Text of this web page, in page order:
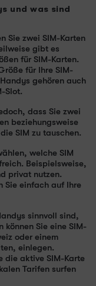
und was sind
Sie zwei SIM-Karten
gibt es
für SIM-Karten.
für Ihre SIM-
gehören auch
Slot.
dass Sie zwei
beziehungsweise
SIM zu tauschen.
welche SIM
Beispielsweise,
privat nutzen.
Sie einfach auf Ihre
sinnvoll sind,
können Sie eine SIM-
oder einem
einlegen.
die aktive SIM-Karte
Tarifen surfen